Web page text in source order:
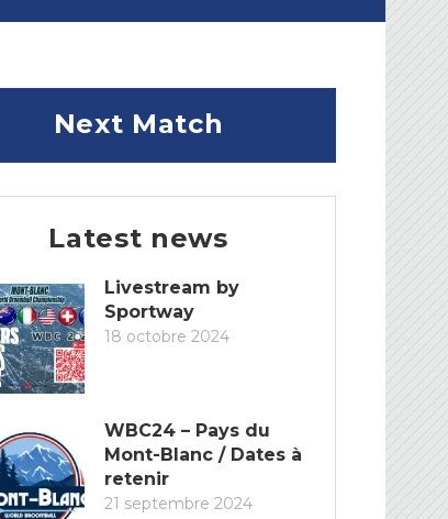
Next Match
Latest news
Livestream by
Sportway
18 octobre 2024
WBC24 – Pays du
Mont-Blanc / Dates à
retenir
21 septembre 2024